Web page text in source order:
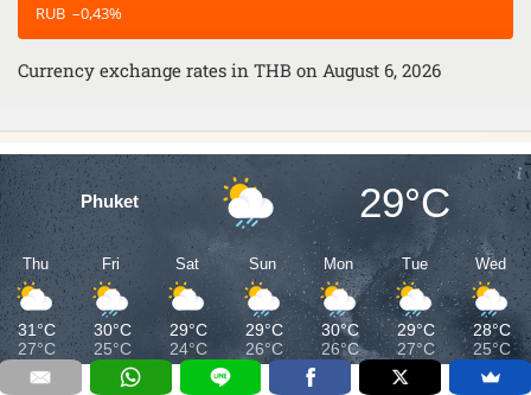
RUB –0,43%
Currency exchange rates in THB on August 6, 2026
Phuket 29°C
Thu
31°C
27°C
Fri
30°C
25°C
Sat
29°C
24°C
Sun
29°C
26°C
Mon
30°C
26°C
Tue
29°C
27°C
Wed
28°C
25°C